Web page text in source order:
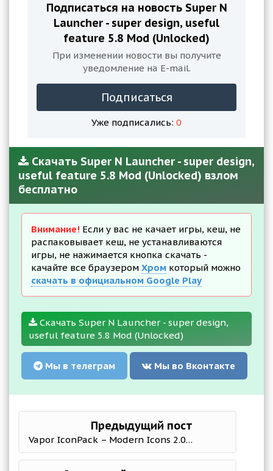
Подписаться на новость Super N
Launcher - super design, useful
feature 5.8 Mod (Unlocked)
При изменении новости вы получите
уведомление на E-mail.
Подписаться
Уже подписались: 0
Скачать Super N Launcher - super design,
useful feature 5.8 Mod (Unlocked) взлом
бесплатно
Внимание! Если у вас не качает игры, кеш, не
распаковывает кеш, не устанавливаются
игры, не нажимается кнопка скачать -
качайте все браузером Хром который можно
скачать в официальном Google Play
Скачать Super N Launcher - super design,
useful feature 5.8 Mod (Unlocked)
Мы в телеграм Мы во Вконтакте
Предыдущий пост
Vapor IconPack – Modern Icons 2.0.7 Мод (полная версия)